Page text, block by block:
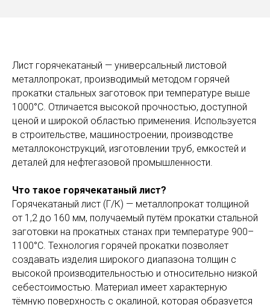
Лист горячекатаный — универсальный листовой
металлопрокат, производимый методом горячей
прокатки стальных заготовок при температуре выше
1000°C. Отличается высокой прочностью, доступной
ценой и широкой областью применения. Используется
в строительстве, машиностроении, производстве
металлоконструкций, изготовлении труб, емкостей и
деталей для нефтегазовой промышленности.
Что такое горячекатаный лист?
Горячекатаный лист (Г/К) — металлопрокат толщиной
от 1,2 до 160 мм, получаемый путём прокатки стальной
заготовки на прокатных станах при температуре 900–
1100°C. Технология горячей прокатки позволяет
создавать изделия широкого диапазона толщин с
высокой производительностью и относительно низкой
себестоимостью. Материал имеет характерную
тёмную поверхность с окалиной, которая образуется